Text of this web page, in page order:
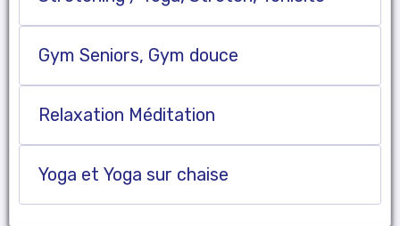
Gym Seniors, Gym douce
Relaxation Méditation
Yoga et Yoga sur chaise